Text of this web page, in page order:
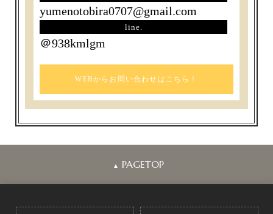
yumenotobira0707@gmail.com
line.
＠938kmlgm
WEBからお問い合わせはこちら！
▲ PAGETOP